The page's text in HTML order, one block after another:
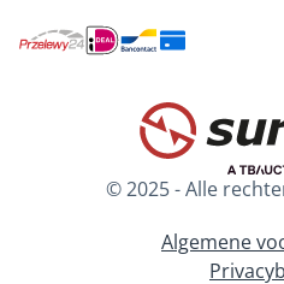
Inleggers
Bactofuges
© 2025 - Alle
Algemene